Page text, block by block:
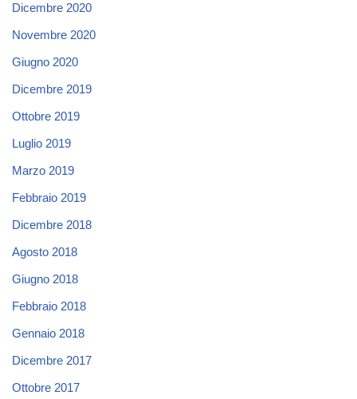
Dicembre 2020
Novembre 2020
Giugno 2020
Dicembre 2019
Ottobre 2019
Luglio 2019
Marzo 2019
Febbraio 2019
Dicembre 2018
Agosto 2018
Giugno 2018
Febbraio 2018
Gennaio 2018
Dicembre 2017
Ottobre 2017